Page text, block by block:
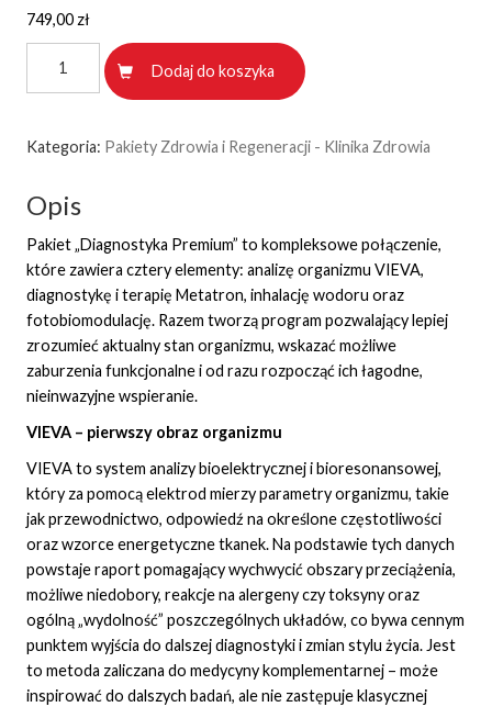
749,00 zł
Pakiet:
Diagnostyka
Dodaj do koszyka
Kategoria: Pakiety Zdrowia i Regeneracji - Klinika Zdrowia
Opis
Pakiet „Diagnostyka Premium” to kompleksowe połączenie,
które zawiera cztery elementy: analizę organizmu VIEVA,
diagnostykę i terapię Metatron, inhalację wodoru oraz
fotobiomodulację. Razem tworzą program pozwalający lepiej
zrozumieć aktualny stan organizmu, wskazać możliwe
zaburzenia funkcjonalne i od razu rozpocząć ich łagodne,
nieinwazyjne wspieranie.
VIEVA – pierwszy obraz organizmu
VIEVA to system analizy bioelektrycznej i bioresonansowej,
który za pomocą elektrod mierzy parametry organizmu, takie
jak przewodnictwo, odpowiedź na określone częstotliwości
oraz wzorce energetyczne tkanek. Na podstawie tych danych
powstaje raport pomagający wychwycić obszary przeciążenia,
możliwe niedobory, reakcje na alergeny czy toksyny oraz
ogólną „wydolność” poszczególnych układów, co bywa cennym
punktem wyjścia do dalszej diagnostyki i zmian stylu życia. Jest
to metoda zaliczana do medycyny komplementarnej – może
inspirować do dalszych badań, ale nie zastępuje klasycznej